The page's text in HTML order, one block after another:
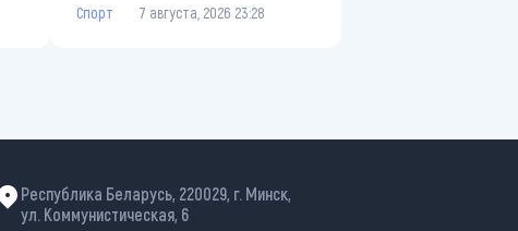
Спорт 7 августа, 2026 23:28
Республика Беларусь, 220029, г. Минск,
ул. Коммунистическая, 6